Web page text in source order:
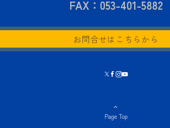
FAX：053-401-5882
お問合せはこちらから
Page Top